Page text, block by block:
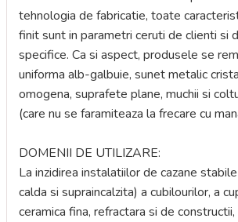
tehnologia de fabricatie, toate
finit sunt in parametri ceruti de clienti si
specifice. Ca si aspect, produsele se
uniforma alb-galbuie, sunet metalic
omogena, suprafete plane, muchii si
(care nu se faramiteaza la frecare cu
DOMENII DE UTILIZARE:
La inzidirea instalatiilor de cazane
calda si supraincalzita) a cubilourilor, a
ceramica fina, refractara si de